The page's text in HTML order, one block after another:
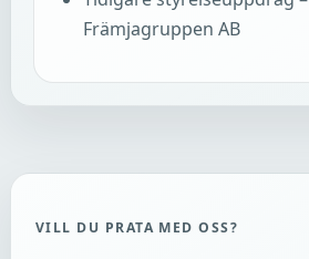
Främjagruppen AB
VILL DU PRATA MED OSS?